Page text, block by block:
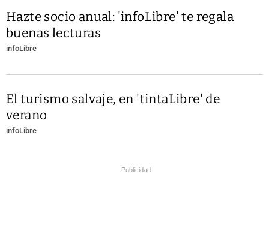
Hazte socio anual: 'infoLibre' te regala
buenas lecturas
infoLibre
El turismo salvaje, en 'tintaLibre' de
verano
infoLibre
Publicidad